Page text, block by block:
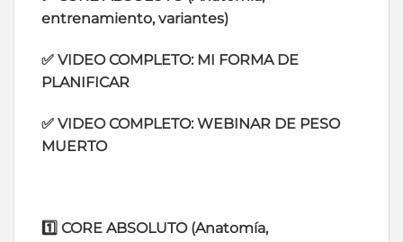
entrenamiento, variantes)
✅ VIDEO COMPLETO: MI FORMA DE
PLANIFICAR
✅ VIDEO COMPLETO: WEBINAR DE PESO
MUERTO
1️⃣ CORE ABSOLUTO (Anatomía,